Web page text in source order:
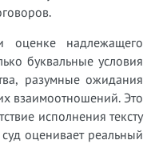
надлежащего
буквальные условия
разумные ожидания
взаимоотношений. Это
исполнения тексту
оценивает реальный